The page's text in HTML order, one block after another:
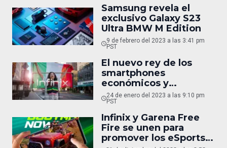
Samsung revela el
exclusivo Galaxy S23
Ultra BMW M Edition
9 de febrero del 2023 a las 3:41 pm
PST
El nuevo rey de los
smartphones
económicos y
poderosos, Infinix
Mobility, llega a México
24 de enero del 2023 a las 9:10 pm
PST
Infinix y Garena Free
Fire se unen para
promover los eSports